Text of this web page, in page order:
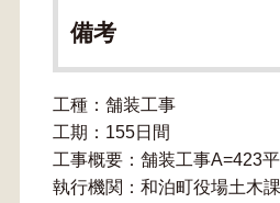
備考
工種：舗装工事
工期：155日間
工事概要：舗装工事A=423
執行機関：和泊町役場土木課